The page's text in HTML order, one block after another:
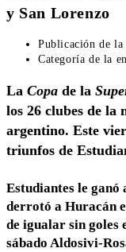
y San Lorenzo
Publicación de la
Categoría de la
La Copa de la
los 26 clubes de
argentino. Este
triunfos de
Estudiantes le ganó
derrotó a Huracán
de igualar sin goles
sábado Aldosivi-